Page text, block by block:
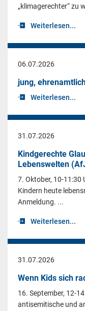
„klimagerechter“ zu
Weiterlesen...
06.07.2026
jung,
Weiterlesen...
31.07.2026
Kindgerechte
Lebenswelten
7. Oktober, 10-11:30
Kindern heute
Anmeldung. ...
Weiterlesen...
31.07.2026
Wenn Kids sich
16. September, 12-
antisemitische und